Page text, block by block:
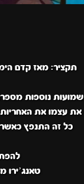
תקציר: מאז קדם
שמועות נוספות
את עצמו את האחריות
כל זה התנפץ כאשר